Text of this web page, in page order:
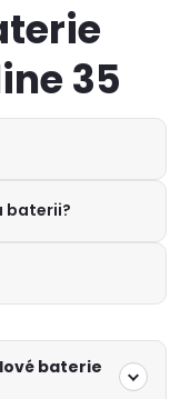
35
baterii?
baterie